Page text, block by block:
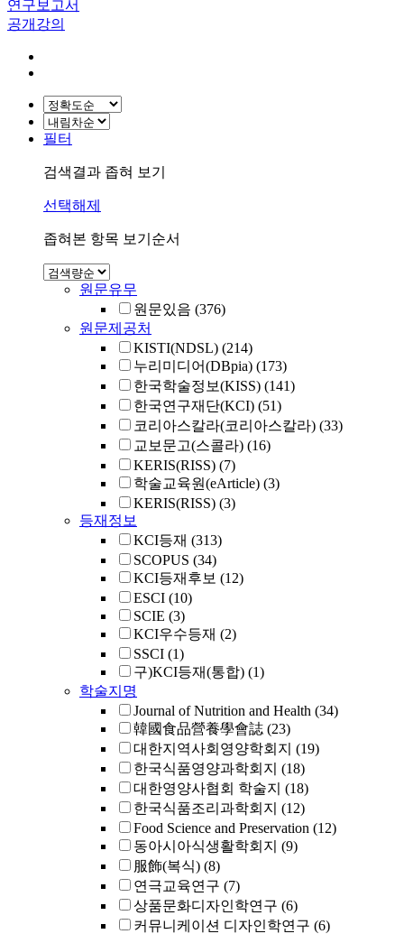
연구보고서
공개강의
필터
검색결과 좁혀 보기
선택해제
좁혀본 항목 보기순서
원문유무
원문있음 (376)
원문제공처
KISTI(NDSL) (214)
누리미디어(DBpia) (173)
한국학술정보(KISS) (141)
한국연구재단(KCI) (51)
코리아스칼라(코리아스칼라) (33)
교보문고(스콜라) (16)
KERIS(RISS) (7)
학술교육원(eArticle) (3)
KERIS(RISS) (3)
등재정보
KCI등재 (313)
SCOPUS (34)
KCI등재후보 (12)
ESCI (10)
SCIE (3)
KCI우수등재 (2)
SSCI (1)
구)KCI등재(통합) (1)
학술지명
Journal of Nutrition and Health (34)
韓國食品營養學會誌 (23)
대한지역사회영양학회지 (19)
한국식품영양과학회지 (18)
대한영양사협회 학술지 (18)
한국식품조리과학회지 (12)
Food Science and Preservation (12)
동아시아식생활학회지 (9)
服飾(복식) (8)
연극교육연구 (7)
상품문화디자인학연구 (6)
커뮤니케이션 디자인학연구 (6)